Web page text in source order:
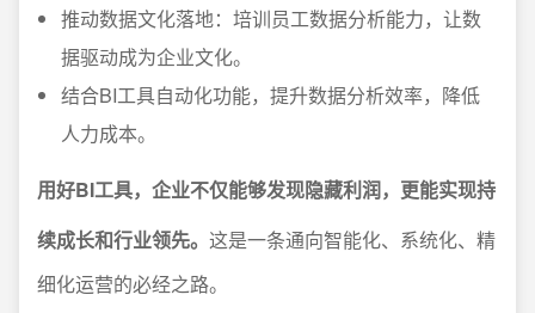
推动数据文化落地：培训员工数据分析能力，让数
据驱动成为企业文化。
结合BI工具自动化功能，提升数据分析效率，降低
人力成本。
用好BI工具，企业不仅能够发现隐藏利润，更能实现持
续成长和行业领先。 这是一条通向智能化、系统化、精
细化运营的必经之路。